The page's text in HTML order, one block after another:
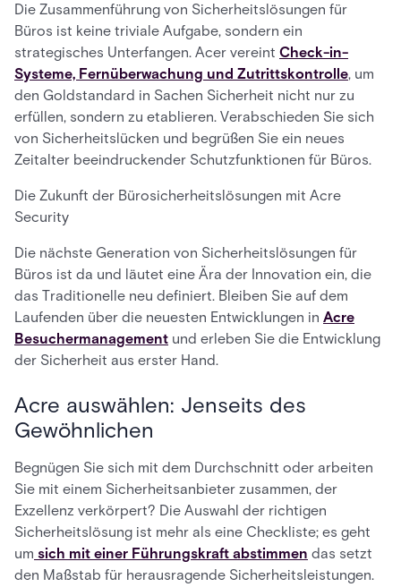
Die Zusammenführung von Sicherheitslösungen für
Büros ist keine triviale Aufgabe, sondern ein
strategisches Unterfangen. Acer vereint Check-in-
Systeme, Fernüberwachung und Zutrittskontrolle, um
den Goldstandard in Sachen Sicherheit nicht nur zu
erfüllen, sondern zu etablieren. Verabschieden Sie sich
von Sicherheitslücken und begrüßen Sie ein neues
Zeitalter beeindruckender Schutzfunktionen für Büros.
Die Zukunft der Bürosicherheitslösungen mit Acre
Security
Die nächste Generation von Sicherheitslösungen für
Büros ist da und läutet eine Ära der Innovation ein, die
das Traditionelle neu definiert. Bleiben Sie auf dem
Laufenden über die neuesten Entwicklungen in Acre
Besuchermanagement und erleben Sie die Entwicklung
der Sicherheit aus erster Hand.
Acre auswählen: Jenseits des
Gewöhnlichen
Begnügen Sie sich mit dem Durchschnitt oder arbeiten
Sie mit einem Sicherheitsanbieter zusammen, der
Exzellenz verkörpert? Die Auswahl der richtigen
Sicherheitslösung ist mehr als eine Checkliste; es geht
um sich mit einer Führungskraft abstimmen das setzt
den Maßstab für herausragende Sicherheitsleistungen.